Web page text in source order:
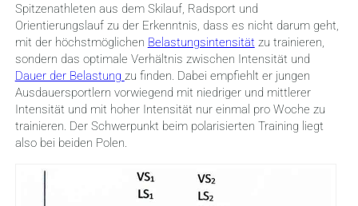
Spitzenathleten aus dem Skilauf, Radsport und
Orientierungslauf zu der Erkenntnis, dass es nicht darum geht,
mit der höchstmöglichen Belastungsintensität zu trainieren,
sondern das optimale Verhältnis zwischen Intensität und
Dauer der Belastung zu finden. Dabei empfiehlt er jungen
Ausdauersportlern vorwiegend mit niedriger und mittlerer
Intensität und mit hoher Intensität nur einmal pro Woche zu
trainieren. Der Schwerpunkt beim polarisierten Training liegt
also bei beiden Polen.